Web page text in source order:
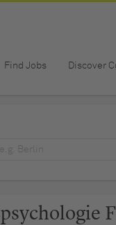
Find Jobs Discover